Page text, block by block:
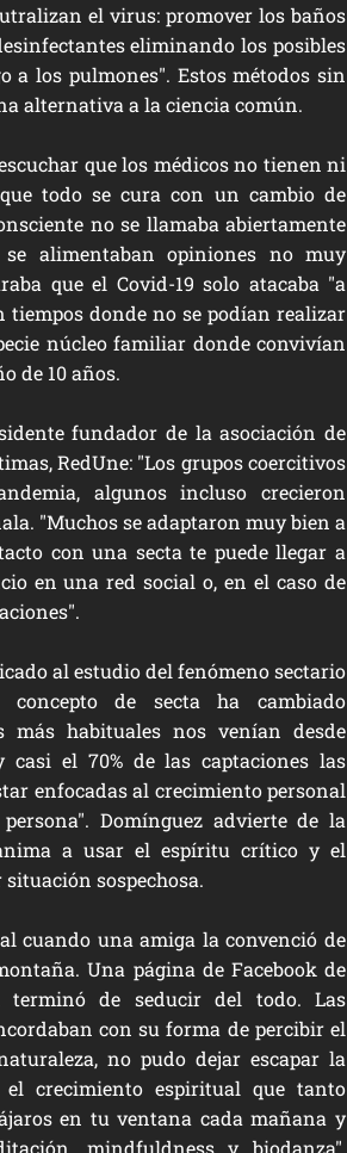
el virus: promover los baños
eliminando los posibles
a los pulmones". Estos métodos sin
alternativa a la ciencia común.
que los médicos no tienen ni
todo se cura con un cambio de
no se llamaba abiertamente
alimentaban opiniones no muy
que el Covid-19 solo atacaba "a
tiempos donde no se podían realizar
núcleo familiar donde convivían
de 10 años.
fundador de la asociación de
RedUne: "Los grupos coercitivos
algunos incluso crecieron
"Muchos se adaptaron muy bien a
con una secta te puede llegar a
en una red social o, en el caso de
al estudio del fenómeno sectario
de secta ha cambiado
más habituales nos venían desde
casi el 70% de las captaciones las
enfocadas al crecimiento personal
Domínguez advierte de la
a usar el espíritu crítico y el
sospechosa.
cuando una amiga la convenció de
Una página de Facebook de
terminó de seducir del todo. Las
con su forma de percibir el
no pudo dejar escapar la
crecimiento espiritual que tanto
en tu ventana cada mañana y
mindfuldness y biodanza",